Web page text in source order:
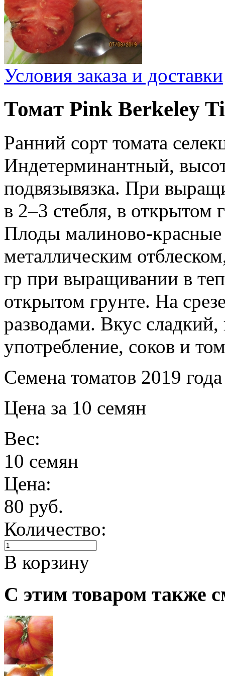
Условия заказа и доставки
Томат Pink Berkeley
Ранний сорт томата
Индетерминантный,
подвязывязка. При
в 2–3 стебля, в открытом
Плоды малиново-
металлическим
гр при выращивании в
открытом грунте. На
разводами. Вкус
употребление, соков и
Семена томатов 2019 года
Цена за 10 семян
Вес:
10 семян
Цена:
80 руб.
Количество:
В корзину
С этим товаром также